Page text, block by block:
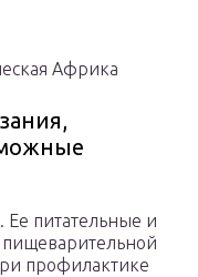
Африка
питательные и
профилактике